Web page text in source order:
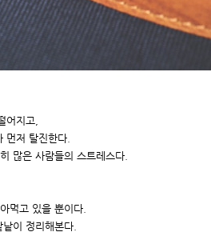
지고,
먼저 탈진한다.
많은 사람들의 스트레스다.
먹고 있을 뿐이다.
이 정리해본다.